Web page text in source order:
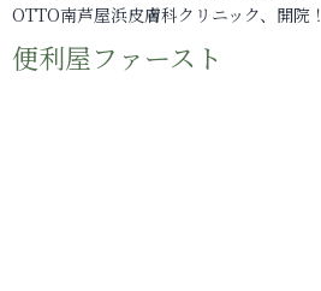
OTTO南芦屋浜皮膚科クリニック、開院！
便利屋ファースト